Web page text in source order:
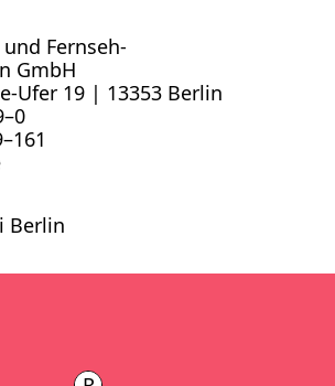
und Fernseh­
GmbH
Ufer 19 | 13353 Berlin